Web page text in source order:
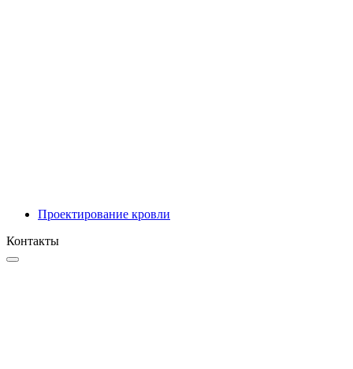
Проектирование кровли
Контакты